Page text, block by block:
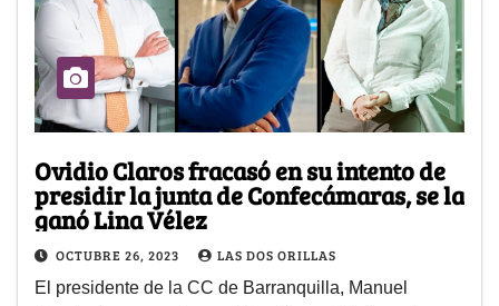
Ovidio Claros fracasó en su intento de
presidir la junta de Confecámaras, se la
ganó Lina Vélez
OCTUBRE 26, 2023 LAS DOS ORILLAS
El presidente de la CC de Barranquilla, Manuel